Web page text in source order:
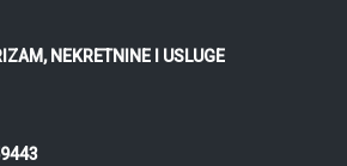
NEKRETNINE I USLUGE